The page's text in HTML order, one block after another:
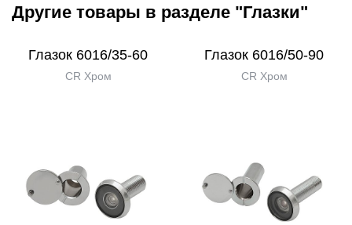
Другие товары в разделе "Глазки"
Глазок 6016/35-60
CR Хром
Глазок 6016/50-90
CR Хром